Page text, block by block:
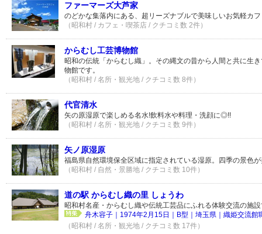
ファーマーズ大芦家
のどかな集落内にある、超リーズナブルで美味しいお気軽カフ
（昭和村 / カフェ・喫茶店 / クチコミ数 2件）
からむし工芸博物館
昭和の伝統「からむし織」。その縄文の昔から人間と共に生
物館です。
（昭和村 / 名所・観光地 / クチコミ数 8件）
代官清水
矢の原湿原で楽しめる名水!飲料水や料理・洗顔に◎!!
（昭和村 / 名所・観光地 / クチコミ数 9件）
矢ノ原湿原
福島県自然環境保全区域に指定されている湿原。四季の景色
（昭和村 / 自然・景勝地 / クチコミ数 10件）
道の駅 からむし織の里 しょうわ
昭和村名産・からむし織や伝統工芸品にふれる体験交流の施
舟木容子｜1974年2月15日｜B型｜埼玉県｜織姫交流館
（昭和村 / 名所・観光地 / クチコミ数 17件）